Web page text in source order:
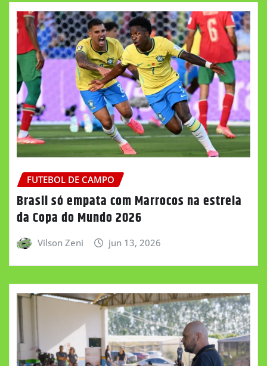
FUTEBOL DE CAMPO
Brasil só empata com Marrocos na estreia
da Copa do Mundo 2026
Vilson Zeni jun 13, 2026